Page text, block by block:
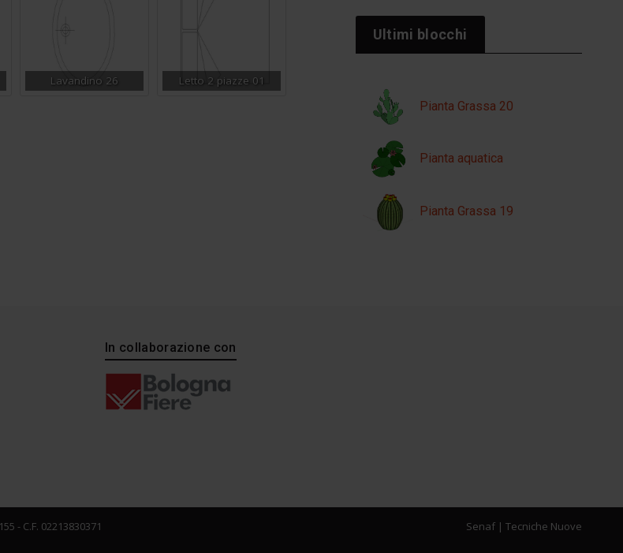
Lavandino 26 Letto 2 piazze 01
Ultimi blocchi
Pianta Grassa 20
Pianta aquatica
Pianta Grassa 19
In collaborazione con
- C.F. 02213830371
Senaf| Tecniche Nuove